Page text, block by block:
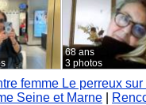
68 ans
3 photos
femme Le perreux sur
Seine et Marne